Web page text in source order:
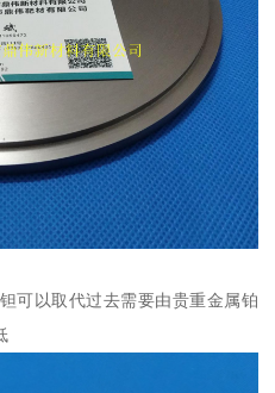
可以取代过去需要由贵重金属铂